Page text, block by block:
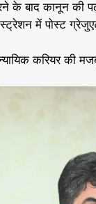
के बाद कानून की
में पोस्ट
करियर की